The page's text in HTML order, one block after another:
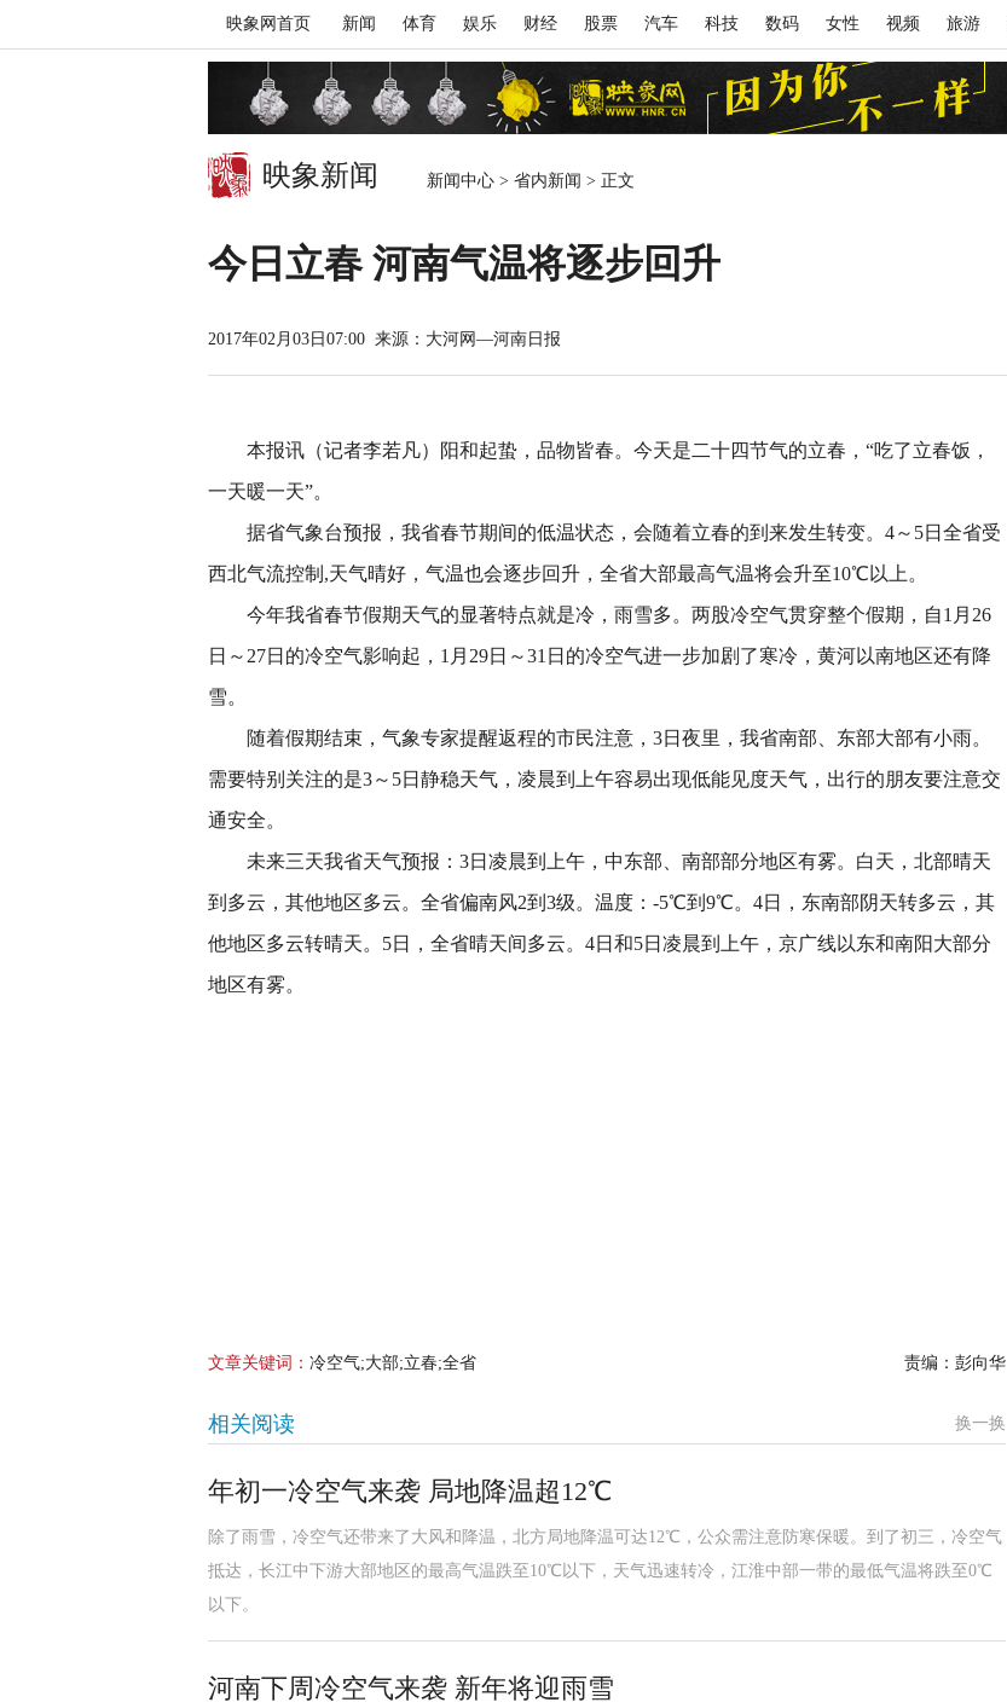
映象网首页 新闻 体育 娱乐 财经 股票 汽车 科技 数码 女性 视频 旅游
映象新闻 新闻中心 > 省内新闻 > 正文
今日立春 河南气温将逐步回升
2017年02月03日07:00 来源：大河网—河南日报
本报讯（记者李若凡）阳和起蛰，品物皆春。今天是二十四节气的立春，“吃了立春饭，
一天暖一天”。
据省气象台预报，我省春节期间的低温状态，会随着立春的到来发生转变。4～5日全省受
西北气流控制,天气晴好，气温也会逐步回升，全省大部最高气温将会升至10℃以上。
今年我省春节假期天气的显著特点就是冷，雨雪多。两股冷空气贯穿整个假期，自1月26
日～27日的冷空气影响起，1月29日～31日的冷空气进一步加剧了寒冷，黄河以南地区还有降
雪。
随着假期结束，气象专家提醒返程的市民注意，3日夜里，我省南部、东部大部有小雨。
需要特别关注的是3～5日静稳天气，凌晨到上午容易出现低能见度天气，出行的朋友要注意交
通安全。
未来三天我省天气预报：3日凌晨到上午，中东部、南部部分地区有雾。白天，北部晴天
到多云，其他地区多云。全省偏南风2到3级。温度：-5℃到9℃。4日，东南部阴天转多云，其
他地区多云转晴天。5日，全省晴天间多云。4日和5日凌晨到上午，京广线以东和南阳大部分
地区有雾。
文章关键词： 冷空气;大部;立春;全省 责编：彭向华
相关阅读 换一换
年初一冷空气来袭 局地降温超12℃
除了雨雪，冷空气还带来了大风和降温，北方局地降温可达12℃，公众需注意防寒保暖。到了初三，冷空气
抵达，长江中下游大部地区的最高气温跌至10℃以下，天气迅速转冷，江淮中部一带的最低气温将跌至0℃
以下。
河南下周冷空气来袭 新年将迎雨雪